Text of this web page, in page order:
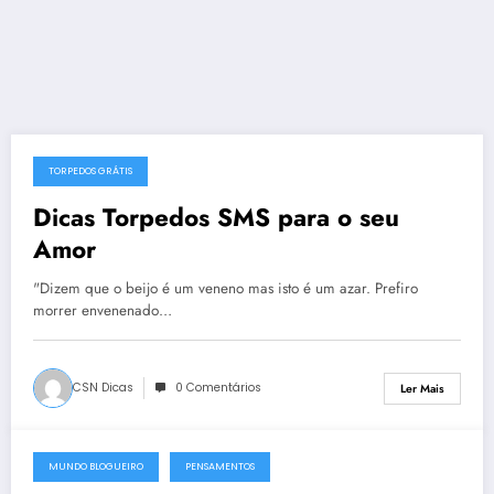
27 de Abril, 2006
TORPEDOS GRÁTIS
Dicas Torpedos SMS para o seu
Amor
"Dizem que o beijo é um veneno mas isto é um azar. Prefiro
morrer envenenado…
CSN Dicas 0 Comentários Ler Mais
17 de Janeiro, 2006
MUNDO BLOGUEIRO PENSAMENTOS